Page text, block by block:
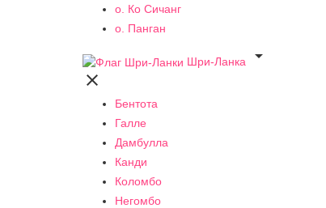
о. Ко Сичанг
о. Панган
Шри-Ланка


Бентота
Галле
Дамбулла
Канди
Коломбо
Негомбо